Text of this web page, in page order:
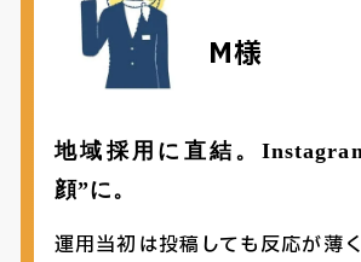
M様
地域採用に直結。
顔”に。
運用当初は投稿しても反応が薄